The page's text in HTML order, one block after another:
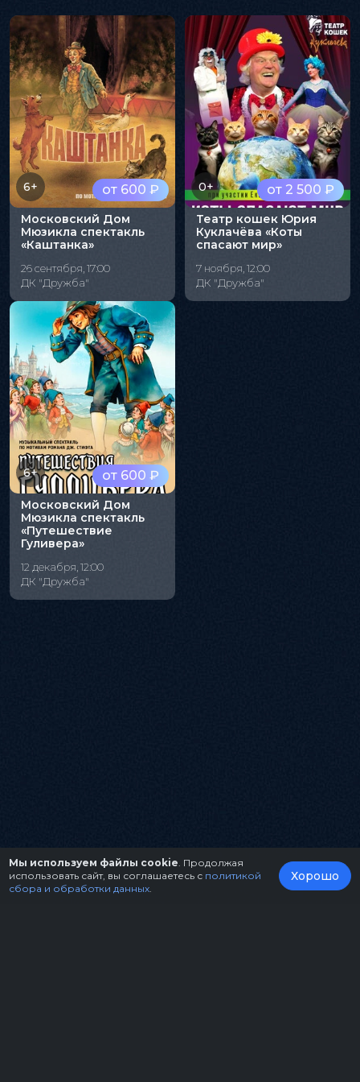
от 600 ₽
6+
Московский Дом
Мюзикла спектакль
«Каштанка»
26 сентября, 17:00
ДК "Дружба"
от 2 500 ₽
0+
Театр кошек Юрия
Куклачёва «Коты
спасают мир»
7 ноября, 12:00
ДК "Дружба"
от 600 ₽
6+
Московский Дом
Мюзикла спектакль
«Путешествие
Гуливера»
12 декабря, 12:00
ДК "Дружба"
Мы используем файлы cookie . Продолжая
использовать сайт, вы соглашаетесь с политикой
сбора и обработки данных
Хорошо